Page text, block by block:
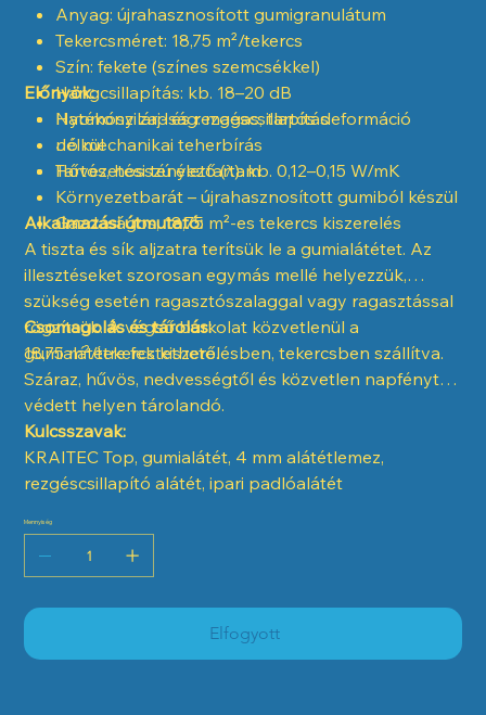
Anyag: újrahasznosított gumigranulátum
Tekercsméret: 18,75 m²/tekercs
Szín: fekete (színes szemcsékkel)
Hangcsillapítás: kb. 18–20 dB
Nyomószilárdság: magas, tartós deformáció
nélkül
Hővezetési tényező (λ): kb. 0,12–0,15 W/mK
Előnyök:
Hatékony zaj- és rezgéscsillapítás
Jó mechanikai teherbírás
Tartós, hosszú élettartam
Környezetbarát – újrahasznosított gumiból készül
Gazdaságos, 18,75 m²-es tekercs kiszerelés
Alkalmazási útmutató:
A tiszta és sík aljzatra terítsük le a gumialátétet. Az
illesztéseket szorosan egymás mellé helyezzük,
szükség esetén ragasztószalaggal vagy ragasztással
rögzítsük. A végső burkolat közvetlenül a
gumialátétre fektethető.
Csomagolás és tárolás:
18,75 m²/tekercs kiszerelésben, tekercsben szállítva.
Száraz, hűvös, nedvességtől és közvetlen napfénytől
védett helyen tárolandó.
Kulcsszavak:
KRAITEC Top, gumialátét, 4 mm alátétlemez,
rezgéscsillapító alátét, ipari padlóalátét
Mennyiség
Elfogyott